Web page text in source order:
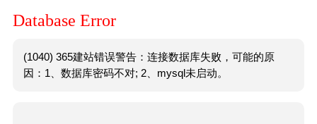
Database Error
(1040) 365建站错误警告：连接数据库失败，可能的原
因：1、数据库密码不对; 2、mysql未启动。